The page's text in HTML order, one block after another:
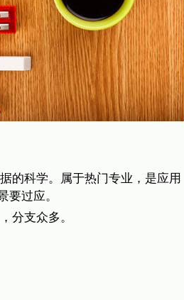
的科学。属于热门专业，是应用
要过应。
分支众多。